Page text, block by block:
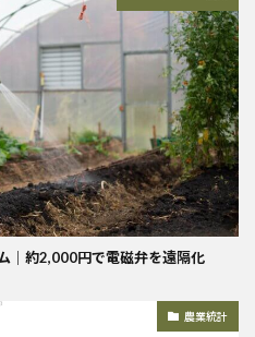
｜約2,000円で電磁弁を遠隔化
農業統計